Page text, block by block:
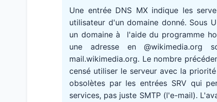
Une entrée DNS MX indique les
utilisateur d'un domaine donné. Sous
un domaine à l'aide du programme
une adresse en
mail.wikimedia.org. Le nombre
censé utiliser le serveur avec la
obsolètes par les entrées SRV qui
services, pas juste SMTP (l'e-mail).